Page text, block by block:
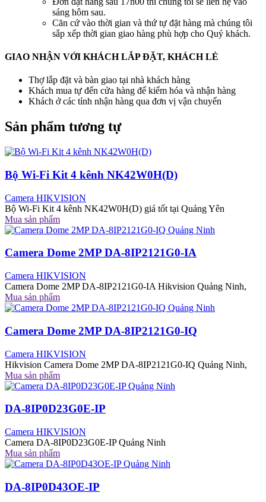
sáng hôm sau.
Căn cứ vào thời gian và thứ tự đặt hàng mà chúng tôi
sắp xếp thời gian giao hàng phù hợp cho Quý khách.
GIAO NHẬN VỚI KHÁCH LẮP ĐẶT, KHÁCH LẺ
Thợ lắp đặt và bàn giao tại nhà khách hàng
Khách mua tự đến cửa hàng để kiểm hóa và nhận hàng
Khách ở các tỉnh nhận hàng qua đơn vị vận chuyển
Sản phẩm tương tự
Bộ Wi-Fi Kit 4 kênh NK42W0H(D)
Camera HIKVISION
Bộ Wi-Fi Kit 4 kênh NK42W0H(D) giá tốt tại Quảng Yên
Mua sản phẩm
Camera Dome 2MP DA-8IP2121G0-IA
Camera HIKVISION
Camera Dome 2MP DA-8IP2121G0-IA Hikvision Quảng Ninh,
Mua sản phẩm
Camera Dome 2MP DA-8IP2121G0-IQ
Camera HIKVISION
Hikvision Camera Dome 2MP DA-8IP2121G0-IQ Quảng Ninh,
Mua sản phẩm
DA-8IP0D23G0E-IP
Camera HIKVISION
Camera DA-8IP0D23G0E-IP Quảng Ninh
Mua sản phẩm
DA-8IP0D43OE-IP